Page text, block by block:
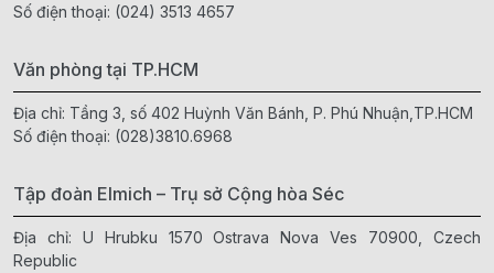
Số điện thoại: (024) 3513 4657
Văn phòng tại TP.HCM
Địa chỉ: Tầng 3, số 402 Huỳnh Văn Bánh, P. Phú Nhuận,TP.HCM
Số điện thoại: (028)3810.6968
Tập đoàn Elmich – Trụ sở Cộng hòa Séc
Địa chỉ: U Hrubku 1570 Ostrava Nova Ves 70900, Czech
Republic